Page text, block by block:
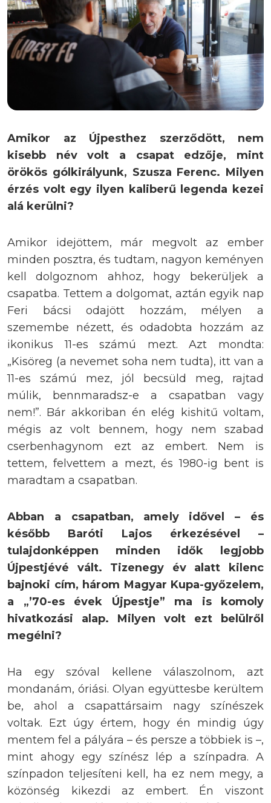
Amikor az Újpesthez szerződött, nem
kisebb név volt a csapat edzője, mint
örökös gólkirályunk, Szusza Ferenc. Milyen
érzés volt egy ilyen kaliberű legenda kezei
alá kerülni?
Amikor idejöttem, már megvolt az ember
minden posztra, és tudtam, nagyon keményen
kell dolgoznom ahhoz, hogy bekerüljek a
csapatba. Tettem a dolgomat, aztán egyik nap
Feri bácsi odajött hozzám, mélyen a
szemembe nézett, és odadobta hozzám az
ikonikus 11-es számú mezt. Azt mondta:
„Kisöreg (a nevemet soha nem tudta), itt van a
11-es számú mez, jól becsüld meg, rajtad
múlik, bennmaradsz-e a csapatban vagy
nem!”. Bár akkoriban én elég kishitű voltam,
mégis az volt bennem, hogy nem szabad
cserbenhagynom ezt az embert. Nem is
tettem, felvettem a mezt, és 1980-ig bent is
maradtam a csapatban.
Abban a csapatban, amely idővel – és
később Baróti Lajos érkezésével –
tulajdonképpen minden idők legjobb
Újpestjévé vált. Tizenegy év alatt kilenc
bajnoki cím, három Magyar Kupa-győzelem,
a „’70-es évek Újpestje” ma is komoly
hivatkozási alap. Milyen volt ezt belülről
megélni?
Ha egy szóval kellene válaszolnom, azt
mondanám, óriási. Olyan együttesbe kerültem
be, ahol a csapattársaim nagy színészek
voltak. Ezt úgy értem, hogy én mindig úgy
mentem fel a pályára – és persze a többiek is –,
mint ahogy egy színész lép a színpadra. A
színpadon teljesíteni kell, ha ez nem megy, a
közönség kikezdi az embert. Én viszont